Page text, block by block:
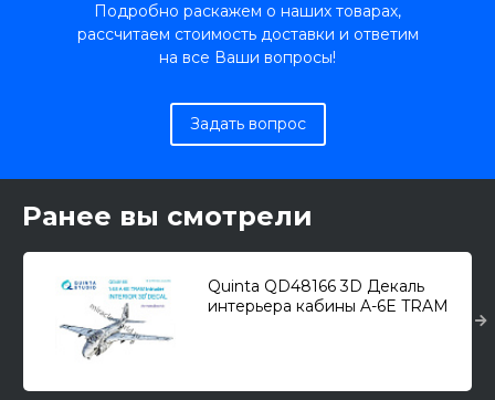
Подробно раскажем о наших товарах,
рассчитаем стоимость доставки и ответим
на все Ваши вопросы!
Задать вопрос
Ранее вы смотрели
Quinta QD48166 3D Декаль
интерьера кабины A-6E TRAM